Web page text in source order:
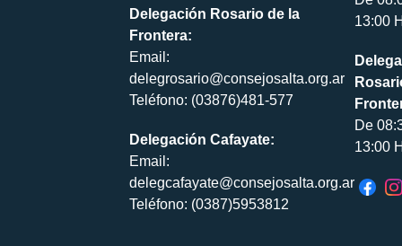
Delegación Rosario de la
Frontera:
Email:
delegrosario@consejosalta.org.ar
Teléfono: (03876)481-577
Delegación Cafayate:
Email:
delegcafayate@consejosalta.org.ar
Teléfono: (0387)5953812
13:00
De
13:00